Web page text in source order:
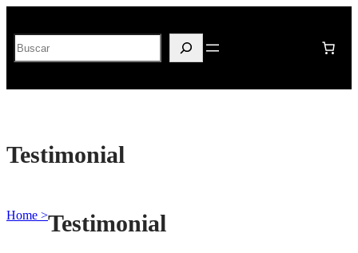
Buscar
Testimonial
Home >Testimonial